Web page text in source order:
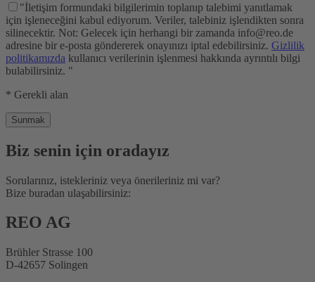
"İletişim formundaki bilgilerimin toplanıp talebimi yanıtlamak
için işleneceğini kabul ediyorum. Veriler, talebiniz işlendikten sonra
silinecektir. Not: Gelecek için herhangi bir zamanda info@reo.de
adresine bir e-posta göndererek onayınızı iptal edebilirsiniz. Gizlilik
politikamızda kullanıcı verilerinin işlenmesi hakkında ayrıntılı bilgi
bulabilirsiniz. "
* Gerekli alan
Biz senin için oradayız
Sorularınız, istekleriniz veya önerileriniz mi var?
Bize buradan ulaşabilirsiniz:
REO AG
Brühler Strasse 100
D-42657 Solingen